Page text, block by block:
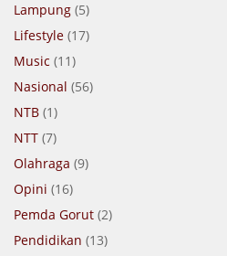
Lampung (5)
Lifestyle (17)
Music (11)
Nasional (56)
NTB (1)
NTT (7)
Olahraga (9)
Opini (16)
Pemda Gorut (2)
Pendidikan (13)